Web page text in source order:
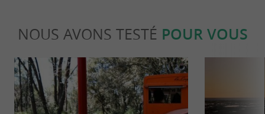
NOUS AVONS TESTÉ POUR VOUS